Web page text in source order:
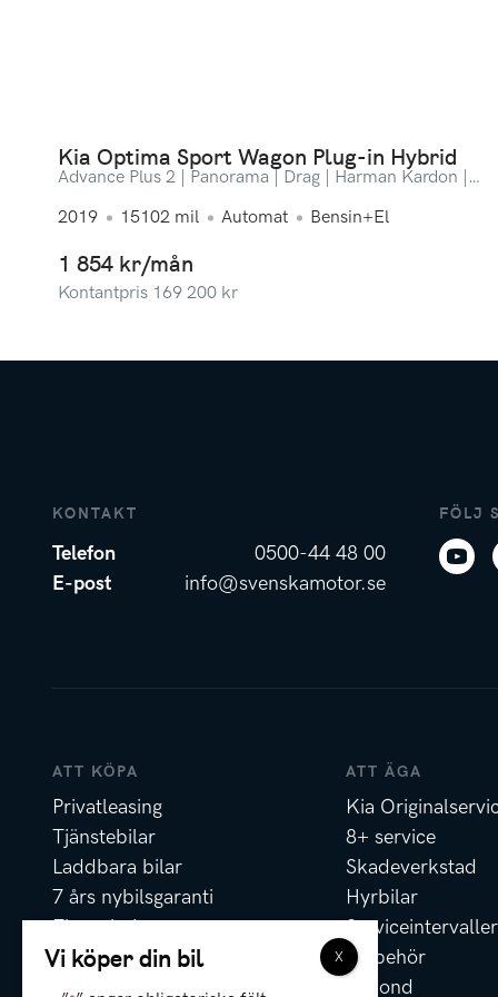
Kia Optima Sport Wagon Plug-in Hybrid
Advance Plus 2 | Panorama | Drag | Harman Kardon |
2019
15102 mil Automat Bensin+El
1 854 kr/mån
Kontantpris 169 200 kr
KONTAKT
Telefon
0500-44 48 00
E-post
info@svenskamotor.se
FÖLJ
ATT KÖPA
Privatleasing
Tjänstebilar
Laddbara bilar
7 års nybilsgaranti
Finansiering
Försäkring
Erbjudanden
ATT ÄGA
Kia
8+ service
Skadeverkstad
Hyrbilar
Serviceintervaller
Tillbehör
Rekond
Vi köper din bil